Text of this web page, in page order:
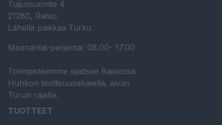
Tuijussuontie 4
21280, Raisio
Lähellä paikkaa Turku
Maanantai-perjantai: 08.00- 17:00
Toimipisteemme sijaitsee Raisiossa
Huhkon teollisuusalueella, aivan
Turun rajalla.
TUOTTEET